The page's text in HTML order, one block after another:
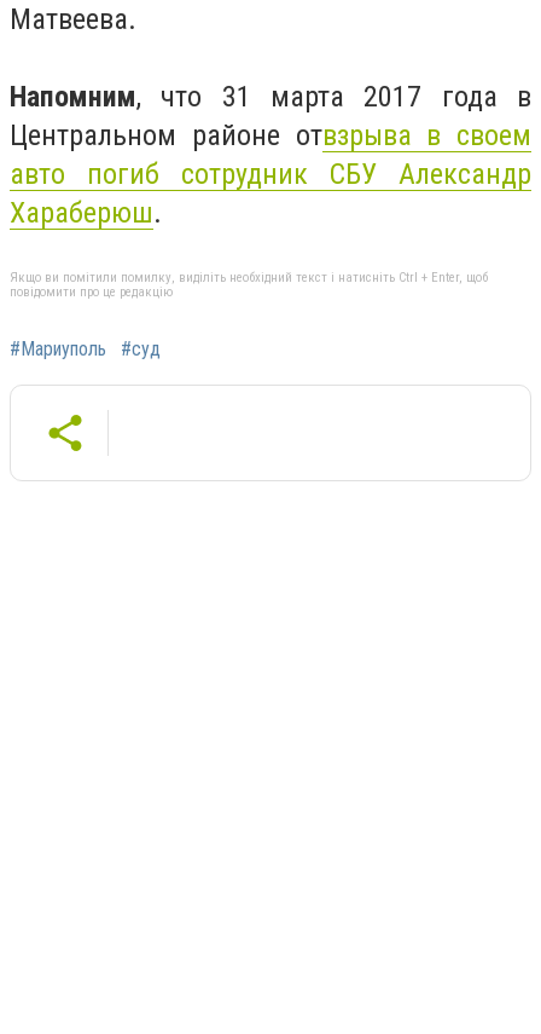
Матвеева.
Напомним, что 31 марта 2017 года в
Центральном районе отвзрыва в своем
авто погиб сотрудник СБУ Александр
Хараберюш.
Якщо ви помітили помилку, виділіть необхідний текст і натисніть Ctrl + Enter, щоб
повідомити про це редакцію
#Мариуполь #суд